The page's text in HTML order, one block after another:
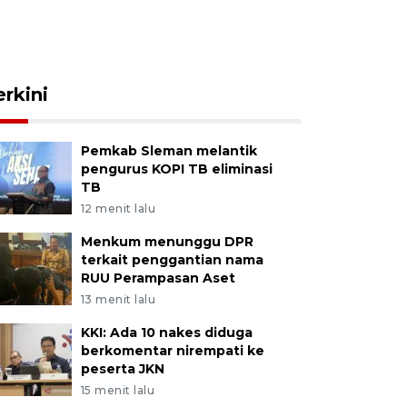
Pemkab Sleman melantik
pengurus KOPI TB eliminasi
TB
12 menit lalu
Menkum menunggu DPR
terkait penggantian nama
RUU Perampasan Aset
13 menit lalu
KKI: Ada 10 nakes diduga
berkomentar nirempati ke
peserta JKN
15 menit lalu